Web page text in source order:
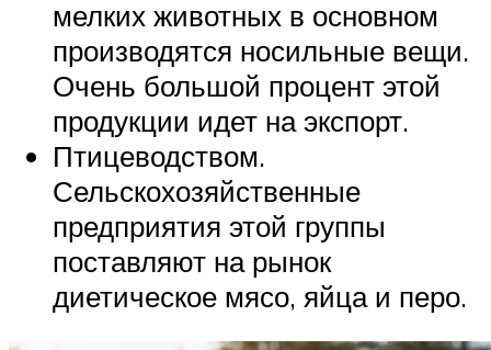
мелких животных в основном
производятся носильные вещи.
Очень большой процент этой
продукции идет на экспорт.
Птицеводством.
Сельскохозяйственные
предприятия этой группы
поставляют на рынок
диетическое мясо, яйца и перо.